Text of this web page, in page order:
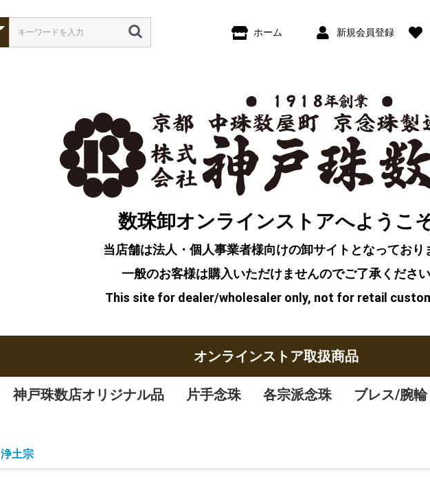
ホーム 新規会員登録
数珠卸オンラインストアへようこ
当店舗は法人・個人事業者様向けの卸サイトとなっており
一般のお客様は購入いただけませんのでご了承ください
This site for dealer/wholesaler only, not for retail
オンラインストア取扱商品
神戸珠数店オリジナル品 片手念珠 各宗派念珠 ブレス/腕輪
浄土宗